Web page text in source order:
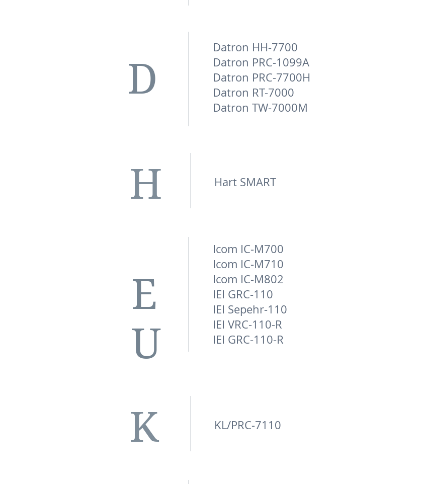
D
Datron HH-7700
Datron PRC-1099A
Datron PRC-7700H
Datron RT-7000
Datron TW-7000M
H Hart SMART
E
U
Icom IC-M700
Icom IC-M710
Icom IC-M802
IEI GRC-110
IEI Sepehr-110
IEI VRC-110-R
IEI GRC-110-R
K KL/PRC-7110